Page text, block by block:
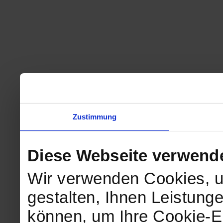
Zustimmung
Diese Webseite
Wir verwenden Cookies,
gestalten, Ihnen
können, um Ihre Cookie-